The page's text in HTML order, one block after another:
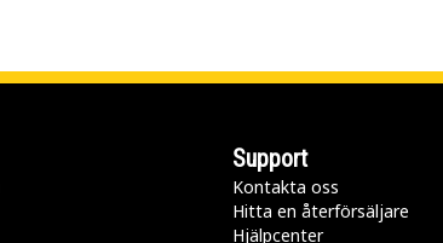
Support
Kontakta oss
Hitta en återförsäljare
Hjälpcenter